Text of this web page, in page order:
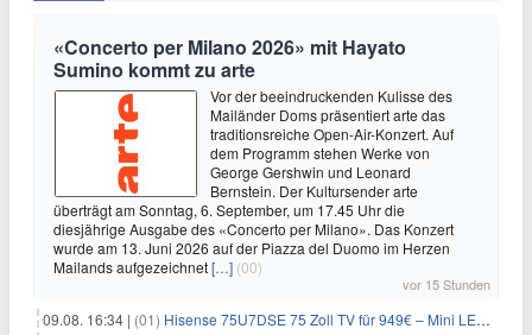
«Concerto per Milano 2026» mit Hayato
Sumino kommt zu arte
Vor der beeindruckenden Kulisse des
Mailänder Doms präsentiert arte das
traditionsreiche Open-Air-Konzert. Auf
dem Programm stehen Werke von
George Gershwin und Leonard
Bernstein. Der Kultursender arte
überträgt am Sonntag, 6. September, um 17.45 Uhr die
diesjährige Ausgabe des «Concerto per Milano». Das Konzert
wurde am 13. Juni 2026 auf der Piazza del Duomo im Herzen
Mailands aufgezeichnet[…] (00)
vor 15 Stunden
09.08. 16:34 | (01) Hisense 75U7DSE 75 Zoll TV für 949€ – Mini LED, 144Hz, 2026